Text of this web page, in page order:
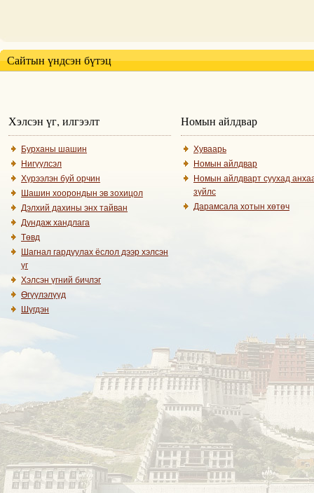
Сайтын үндсэн бүтэц
Хэлсэн үг, илгээлт
Бурханы шашин
Нигүүлсэл
Хүрээлэн буй орчин
Шашин хоорондын эв зохицол
Дэлхий дахины энх тайван
Дундаж хандлага
Төвд
Шагнал гардуулах ёслол дээр хэлсэн
үг
Хэлсэн үгний бичлэг
Өгүүлэлүүд
Шүгдэн
Номын айлдвар
Хуваарь
Номын айлдвар
Номын айлдварт суухад
зүйлс
Дарамсала хотын хөтөч